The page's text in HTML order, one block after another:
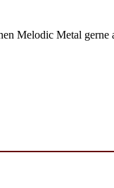
Melodic Metal gerne